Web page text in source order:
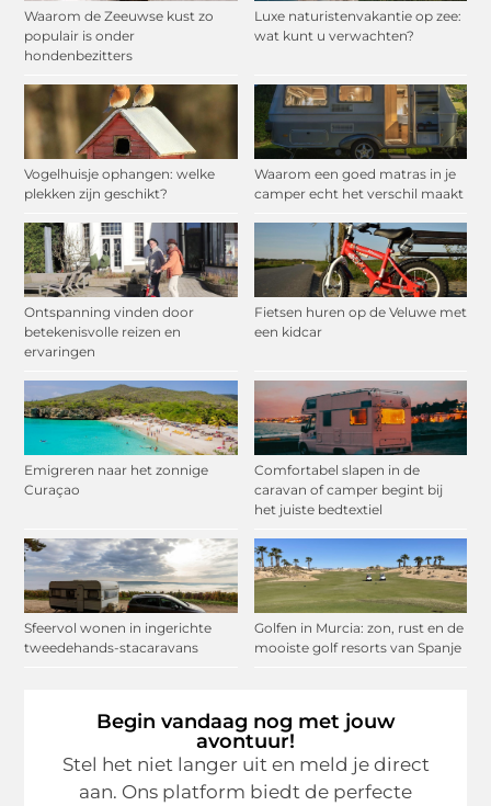
Waarom de Zeeuwse kust zo
populair is onder
hondenbezitters
Luxe naturistenvakantie op zee:
wat kunt u verwachten?
Vogelhuisje ophangen: welke
plekken zijn geschikt?
Waarom een goed matras in je
camper echt het verschil maakt
Ontspanning vinden door
betekenisvolle reizen en
ervaringen
Fietsen huren op de Veluwe met
een kidcar
Emigreren naar het zonnige
Curaçao
Comfortabel slapen in de
caravan of camper begint bij
het juiste bedtextiel
Sfeervol wonen in ingerichte
tweedehands-stacaravans
Golfen in Murcia: zon, rust en de
mooiste golf resorts van Spanje
Begin vandaag nog met jouw
avontuur!
Stel het niet langer uit en meld je direct
aan. Ons platform biedt de perfecte